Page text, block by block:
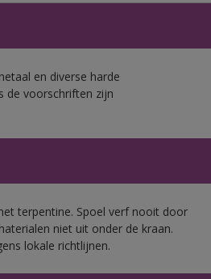
en diverse harde
de voorschriften zijn
terpentine. Spoel verf nooit door
niet uit onder de kraan.
lokale richtlijnen.